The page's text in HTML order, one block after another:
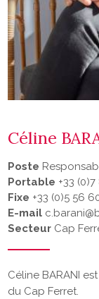
Céline
Poste
Portable +33
Fixe +33 (0)5 56
E-mail
Secteur Cap
Céline BARANI
du Cap Ferret.